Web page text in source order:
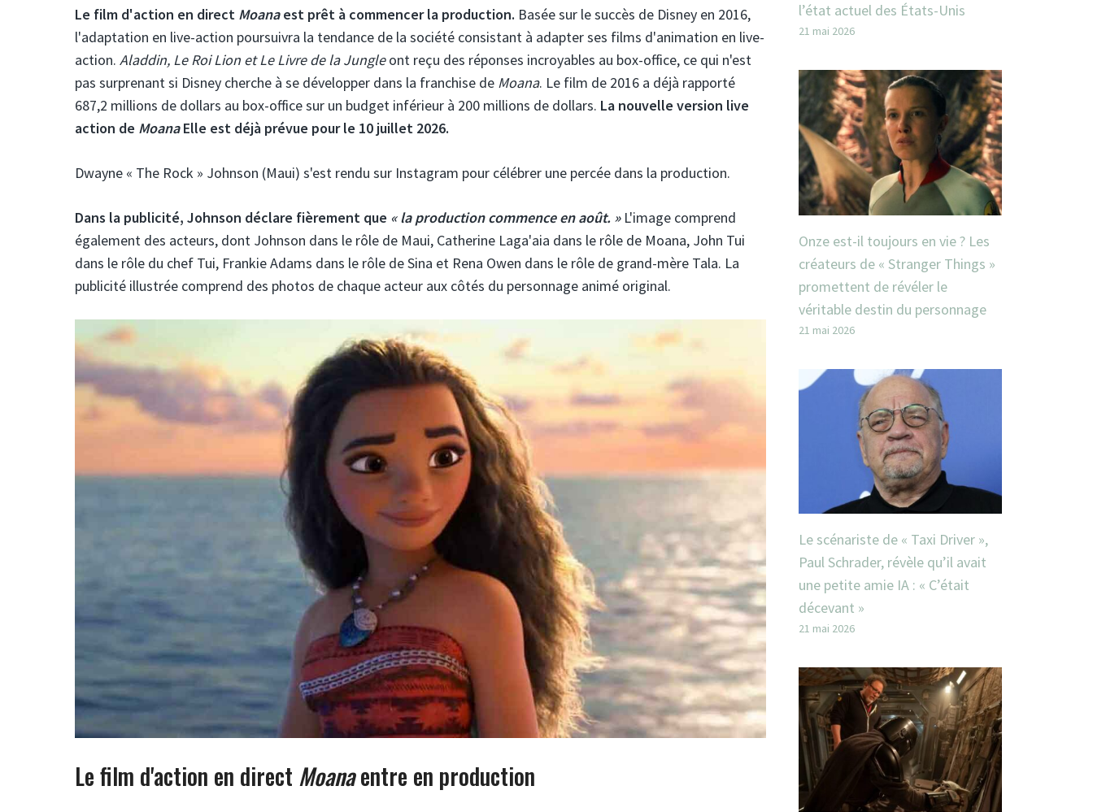
Le film d'action en direct Moanaest prêt à commencer la production. Basée sur le succès de Disney en 2016,
l'adaptation en live-action poursuivra la tendance de la société consistant à adapter ses films d'animation en live-
action. Aladdin, Le Roi Lion et Le Livre de la Jungleont reçu des réponses incroyables au box-office, ce qui n'est
pas surprenant si Disney cherche à se développer dans la franchise de Moana. Le film de 2016 a déjà rapporté
687,2 millions de dollars au box-office sur un budget inférieur à 200 millions de dollars. La nouvelle version live
action de MoanaElle est déjà prévue pour le 10 juillet 2026.
Dwayne « The Rock » Johnson (Maui) s'est rendu sur Instagram pour célébrer une percée dans la production.
Dans la publicité, Johnson déclare fièrement que « la production commence en août. »L'image comprend
également des acteurs, dont Johnson dans le rôle de Maui, Catherine Laga'aia dans le rôle de Moana, John Tui
dans le rôle du chef Tui, Frankie Adams dans le rôle de Sina et Rena Owen dans le rôle de grand-mère Tala. La
publicité illustrée comprend des photos de chaque acteur aux côtés du personnage animé original.
Le film d'action en direct Moanaentre en production
l’état actuel des États-Unis
21 mai 2026
Onze est-il toujours en vie ? Les
créateurs de « Stranger Things »
promettent de révéler le
véritable destin du personnage
21 mai 2026
Le scénariste de « Taxi Driver »,
Paul Schrader, révèle qu’il avait
une petite amie IA : « C’était
décevant »
21 mai 2026